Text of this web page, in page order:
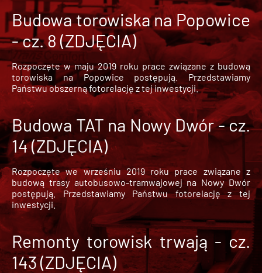
Budowa torowiska na Popowice
- cz. 8 (ZDJĘCIA)
Rozpoczęte w maju 2019 roku prace związane z budową
torowiska na Popowice
postępują. Przedstawiamy
Państwu obszerną fotorelację z tej inwestycji.
Budowa TAT na Nowy Dwór - cz.
14 (ZDJĘCIA)
Rozpoczęte we wrześniu 2019 roku prace związane z
budową trasy autobusowo-tramwajowej na Nowy Dwór
postępują. Przedstawiamy Państwu fotorelację z tej
inwestycji.
Remonty torowisk trwają - cz.
143 (ZDJĘCIA)